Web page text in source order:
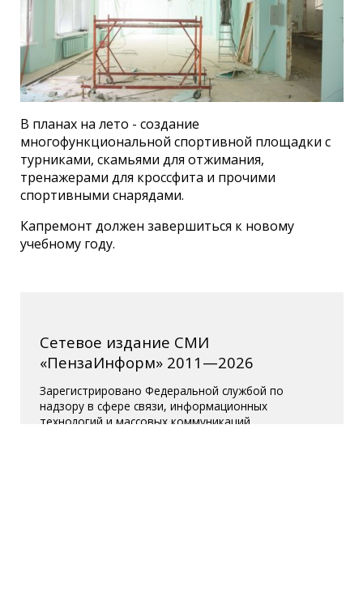
В планах на лето - создание
многофункциональной спортивной площадки с
турниками, скамьями для отжимания,
тренажерами для кроссфита и прочими
спортивными снарядами.
Капремонт должен завершиться к новому
учебному году.
Сетевое издание СМИ
«ПензаИнформ» 2011—2026
Зарегистрировано Федеральной службой по
надзору в сфере связи, информационных
технологий и массовых коммуникаций